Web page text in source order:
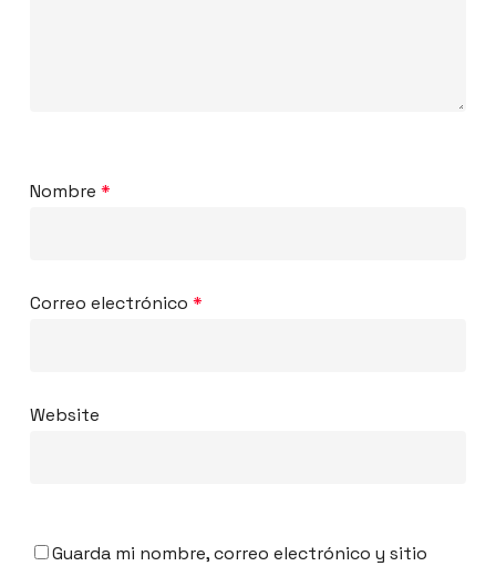
Nombre *
Correo electrónico *
Website
Guarda mi nombre, correo electrónico y sitio